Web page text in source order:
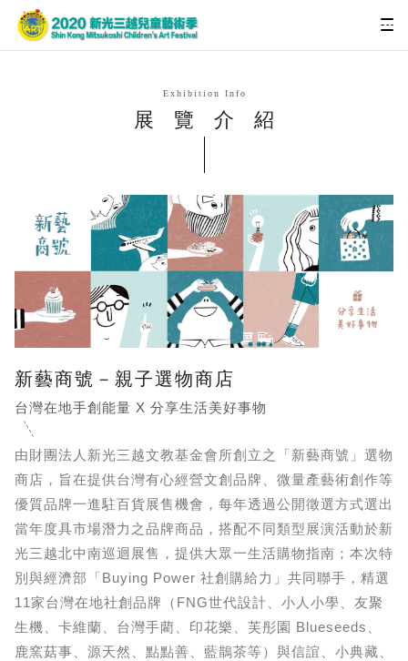
Exhibition Info
展覽介紹
新藝商號－親子選物商店
台灣在地手創能量 X 分享生活美好事物
由財團法人新光三越文教基金會所創立之「新藝商號」選物
商店，旨在提供台灣有心經營文創品牌、微量產藝術創作等
優質品牌一進駐百貨展售機會，每年透過公開徵選方式選出
當年度具市場潛力之品牌商品，搭配不同類型展演活動於新
光三越北中南巡迴展售，提供大眾一生活購物指南；本次特
別與經濟部「Buying Power 社創購給力」共同聯手，精選
11家台灣在地社創品牌（FNG世代設計、小人小學、友聚
生機、卡維蘭、台灣手藺、印花樂、芙彤園 Blueseeds、
鹿窯菇事、源天然、點點善、藍鵲茶等）與信誼、小典藏、